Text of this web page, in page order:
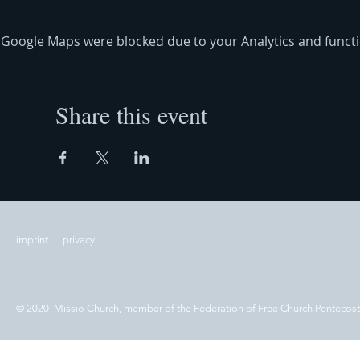
Google Maps were blocked due to your Analytics and
Share this event
imprint privacy
© 2020 Missio Church, member of the Federation of Free Church